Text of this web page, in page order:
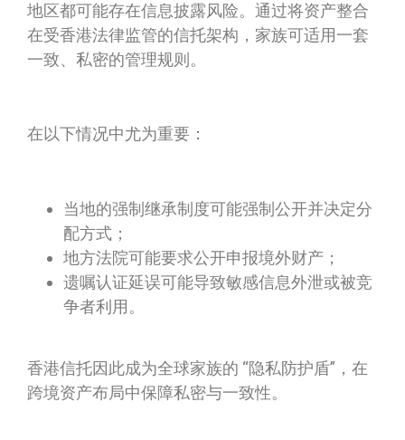
地区都可能存在信息披露风险。通过将资产整合
在受香港法律监管的信托架构，家族可适用一套
一致、私密的管理规则。
在以下情况中尤为重要：
当地的强制继承制度可能强制公开并决定分
配方式；
地方法院可能要求公开申报境外财产；
遗嘱认证延误可能导致敏感信息外泄或被竞
争者利用。
香港信托因此成为全球家族的 “隐私防护盾”，在
跨境资产布局中保障私密与一致性。